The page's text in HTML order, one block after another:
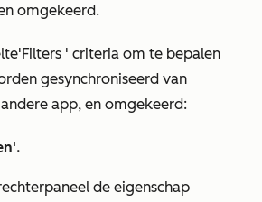
omgekeerd.
'Filters ' criteria om te bepalen
gesynchroniseerd van
app, en omgekeerd:
de eigenschap